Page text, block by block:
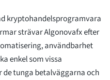
kryptohandelsprogramvara
strävar Algonovafx efter
användbarhet
enkel som vissa
tunga betalväggarna och